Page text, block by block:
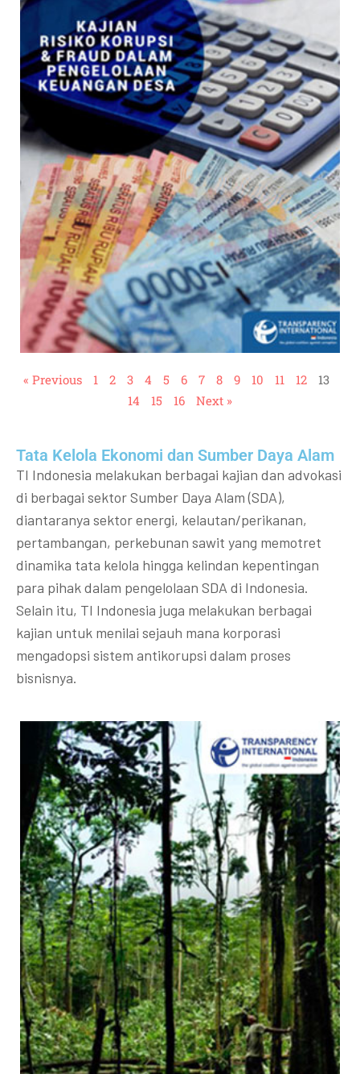
« Previous 1 2 3 4 5 6 7 8 9 10 11 12
13
14
15 16 Next »
Tata Kelola Ekonomi dan Sumber Daya Alam
TI Indonesia melakukan berbagai kajian dan advokasi
di berbagai sektor Sumber Daya Alam (SDA),
diantaranya sektor energi, kelautan/perikanan,
pertambangan, perkebunan sawit yang memotret
dinamika tata kelola hingga kelindan kepentingan
para pihak dalam pengelolaan SDA di Indonesia.
Selain itu, TI Indonesia juga melakukan berbagai
kajian untuk menilai sejauh mana korporasi
mengadopsi sistem antikorupsi dalam proses
bisnisnya.